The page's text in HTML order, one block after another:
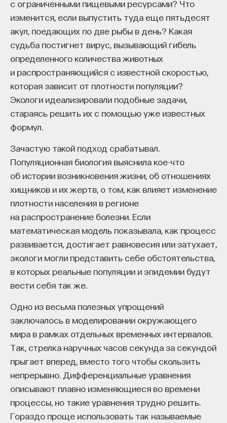
с ограниченными пищевыми ресурсами? Что
изменится, если выпустить туда еще пятьдесят
акул, поедающих по две рыбы в день? Какая
судьба постигнет вирус, вызывающий гибель
определенного количества животных
и распространяющийся с известной скоростью,
которая зависит от плотности популяции?
Экологи идеализировали подобные задачи,
стараясь решить их с помощью уже известных
формул.
Зачастую такой подход срабатывал.
Популяционная биология выяснила кое-что
об истории возникновения жизни, об отношениях
хищников и их жертв, о том, как влияет изменение
плотности населения в регионе
на распространение болезни. Если
математическая модель показывала, как процесс
развивается, достигает равновесия или затухает,
экологи могли представить себе обстоятельства,
в которых реальные популяции и эпидемии будут
вести себя так же.
Одно из весьма полезных упрощений
заключалось в моделировании окружающего
мира в рамках отдельных временных интервалов.
Так, стрелка наручных часов секунда за секундой
прыгает вперед, вместо того чтобы скользить
непрерывно. Дифференциальные уравнения
описывают плавно изменяющиеся во времени
процессы, но такие уравнения трудно решить.
Гораздо проще использовать так называемые
а те подпоследовательности, которые он выучил
при работе с предыдущей задачей, то мы таким
образом позволяем ему строить иерархию
действий. Он может выполнить не элементарное
действие, а умение, или, как иногда это еще
называют,skillилиoption . Оно состоит из более
мелких элементарных действий или других
абстрактных действий. Такой подход достаточно
простой и в каком-то смысле сближает алгоритмы
планирования поведения и обучения
с подкреплением. Это позволяет быстрее
обучаться и достигать большей эффективности
при решении задач, в которых используется
обучение с подкреплением.
Эффективность была продемонстрирована
на классических задачах компьютерных игр,
на которых были продемонстрированы и первые
впечатляющие результаты обучения
с подкреплением, например игрыAtari. Это
простые компьютерные игры, в которые многие
играли в 1990-е — начале 2000-х. В этом случае
попиксельно может это немного сворачивать
в более сжатое представление, состояние. Его
действия — это перемещения какой-нибудь
ракетки, которая отражает шарик и выбивает
позиции наверху экрана. Вознаграждением
является счет очков. Нам нужно
максимизировать количество очков, которое
мы получим в конце.